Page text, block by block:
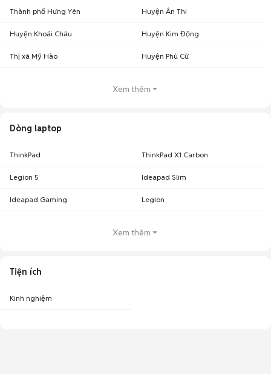
Thành phố Hưng Yên Huyện Ân Thi
Huyện Khoái Châu Huyện Kim Động
Thị xã Mỹ Hào Huyện Phù Cừ
Xem thêm
Dòng laptop
ThinkPad ThinkPad X1 Carbon
Legion 5 Ideapad Slim
Ideapad Gaming Legion
Xem thêm
Tiện ích
Kinh nghiệm